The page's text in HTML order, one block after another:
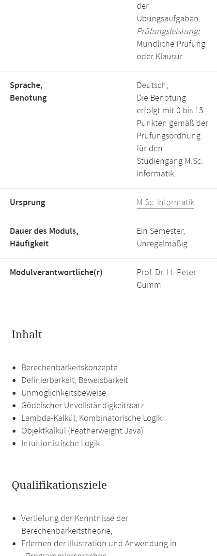
der
Übungsaufgaben.
Prüfungsleistung:
Mündliche Prüfung
oder Klausur
Sprache,
Benotung
Deutsch,
Die Benotung
erfolgt mit 0 bis 15
Punkten gemäß der
Prüfungsordnung
für den
Studiengang M.Sc.
Informatik.
Ursprung M.Sc. Informatik
Dauer des Moduls,
Häufigkeit
Ein Semester,
Unregelmäßig
Modulverantwortliche(r)
Prof. Dr. H.-Peter
Gumm
Inhalt
Berechenbarkeitskonzepte
Definierbarkeit, Beweisbarkeit
Unmöglichkeitsbeweise
Gödelscher Unvollständigkeitssatz
Lambda-Kalkül, Kombinatorische Logik
Objektkalkül (Featherweight Java)
Intuitionistische Logik
Qualifikationsziele
Vertiefung der Kenntnisse der
Berechenbarkeitstheorie,
Erlernen der Illustration und Anwendung in